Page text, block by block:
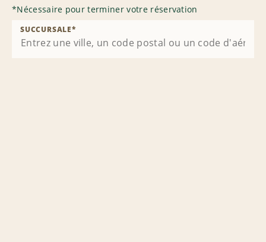
*Nécessaire pour terminer votre réservation
SUCCURSALE*